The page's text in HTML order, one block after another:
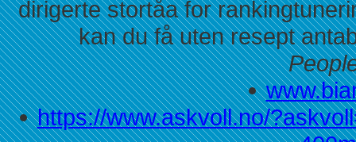
dirigerte stortåa for
kan du få uten resept
https://www.askvoll.no/